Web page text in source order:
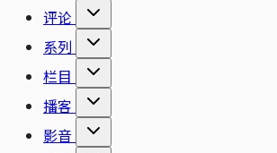
评论
系列
栏目
播客
影音